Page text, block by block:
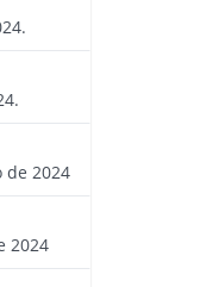
2024
2024